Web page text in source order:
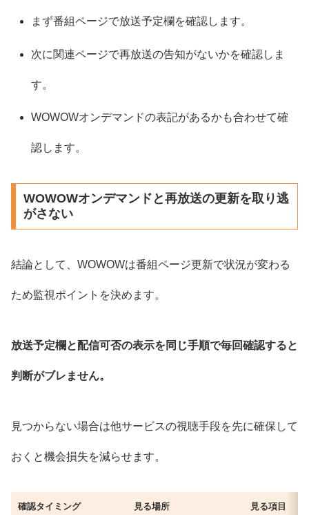
まず番組ページで放送予定欄を確認します。
次に関連ページで再放送の告知がないかを確認しま
す。
WOWOWオンデマンドの表記があるかも合わせて確
認します。
WOWOWオンデマンドと再放送の更新を取り逃
がさない
結論として、WOWOWは番組ページ更新で状況が変わる
ため監視ポイントを決めます。
放送予定欄と配信可否の表示を同じ手順で毎回確認すると
判断がブレません。
見つからない場合は他サービスの視聴手段を先に確保して
おくと機会損失を減らせます。
確認タイミング 見る場所 見る項目